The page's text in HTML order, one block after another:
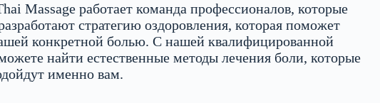
Massage работает команда профессионалов, которые
стратегию оздоровления, которая поможет
конкретной болью. С нашей квалифицированной
найти естественные методы лечения боли, которые
именно вам.